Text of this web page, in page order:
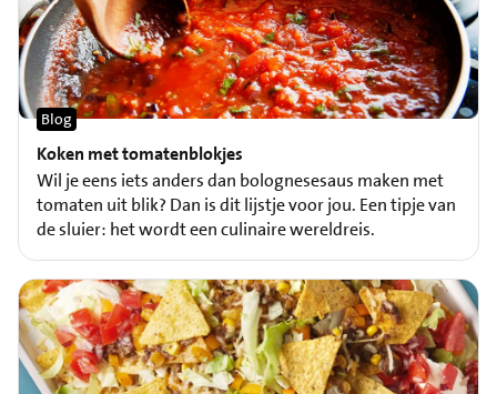
Koken met tomatenblokjes
Blog
Wil je eens iets anders dan bolognesesaus maken met
tomaten uit blik? Dan is dit lijstje voor jou. Een tipje van
de sluier: het wordt een culinaire wereldreis.